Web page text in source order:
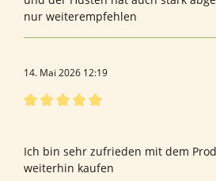
nur weiterempfehlen
14. Mai 2026 12:19
Ich bin sehr zufrieden mit dem
weiterhin kaufen